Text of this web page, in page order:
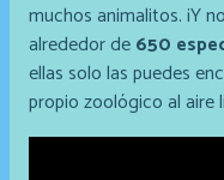
muchos animalitos. ¡Y
alrededor de650
ellas solo las puedes
propio zoológico al aire